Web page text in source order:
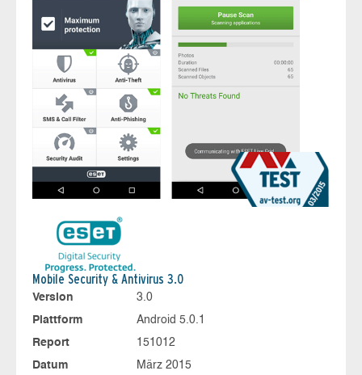
Mobile Security & Antivirus 3.0
Version
3.0
Plattform
Android 5.0.1
Report
151012
Datum
März 2015